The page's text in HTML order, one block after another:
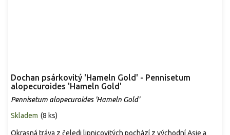
Dochan psárkovitý 'Hameln Gold' - Pennisetum
alopecuroides 'Hameln Gold'
Pennisetum alopecuroides 'Hameln Gold'
Skladem (8 ks)
Okrasná tráva z čeledi lipnicovitých pochází z východní Asie a